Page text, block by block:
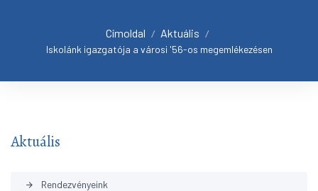
Címoldal / Aktuális /
Iskolánk igazgatója a városi '56-os megemlékezésen
Aktuális
arrow_forward Rendezvényeink